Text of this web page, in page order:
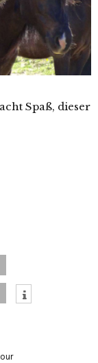
Spaß, dieser